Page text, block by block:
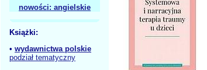
nowości: angielskie
Książki:
• wydawnictwa polskie
podział tematyczny